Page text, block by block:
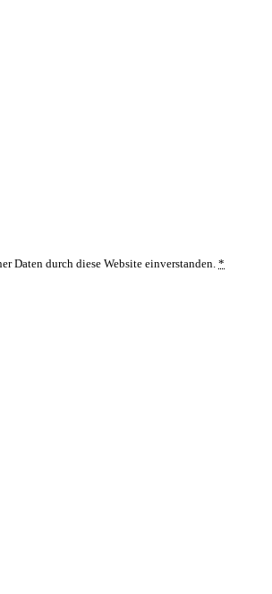
Daten durch diese Website einverstanden. *